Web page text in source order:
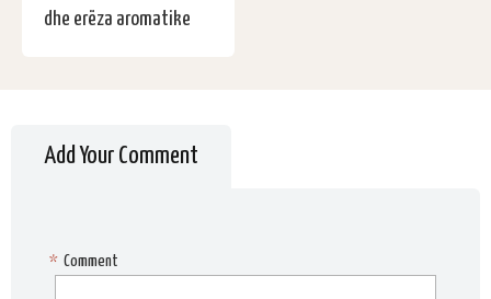
dhe erëza aromatike
Add Your Comment
Comment
*